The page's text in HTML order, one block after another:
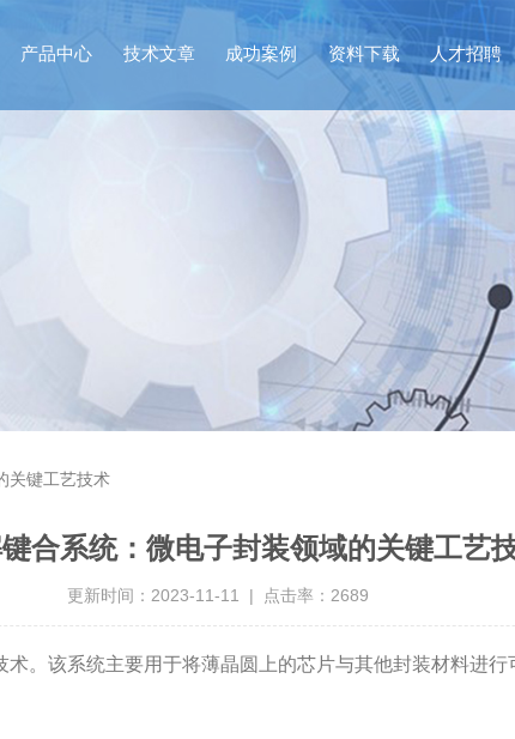
产品中心 技术文章 成功案例 资料下载 人才招聘
关键工艺技术
合系统：微电子封装领域的关键工艺
更新时间：2023-11-11 | 点击率：2689
该系统主要用于将薄晶圆上的芯片与其他封装材料进行